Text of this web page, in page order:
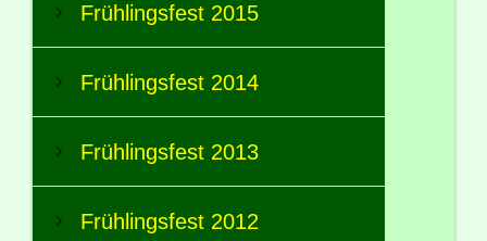
Frühlingsfest 2015
Frühlingsfest 2014
Frühlingsfest 2013
Frühlingsfest 2012